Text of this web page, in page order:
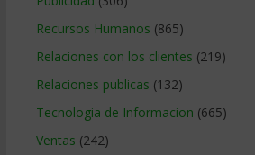
Recursos Humanos (865)
Relaciones con los clientes (219)
Relaciones publicas (132)
Tecnologia de Informacion (665)
Ventas (242)